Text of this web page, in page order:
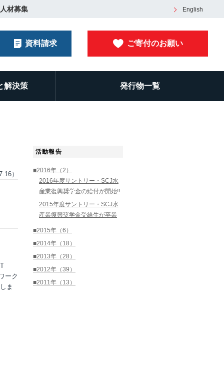
人材募集 English
資料請求 ご寄付のお願い
解決策 発行物一覧
）
ーク
ま
活動報告
■2016年（2）
2016年度サントリー・SCJ水
産業復興奨学金の給付が開始!!
2015年度サントリー・SCJ水
産業復興奨学金受給生が卒業
■2015年（6）
■2014年（18）
■2013年（28）
■2012年（39）
■2011年（13）